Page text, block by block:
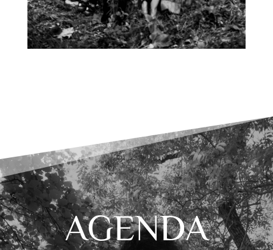
Canalitzacions
AGENDA